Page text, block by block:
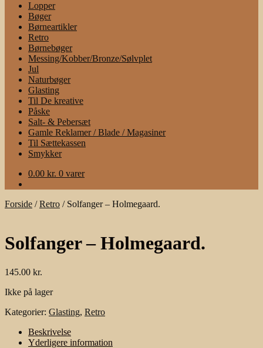
Lopper
Bøger
Børneartikler
Retro
Børnebøger
Messing/Kobber/Bronze/Sølvplet
Jul
Naturbøger
Glasting
Til De kreative
Påske
Salt- & Pebersæt
Gamle Reklamer / Blade / Magasiner
Til Sættekassen
Smykker
0.00 kr. 0 varer
Forside /Retro / Solfanger – Holmegaard.
Solfanger – Holmegaard.
145.00 kr.
Ikke på lager
Kategorier: Glasting, Retro
Beskrivelse
Yderligere information